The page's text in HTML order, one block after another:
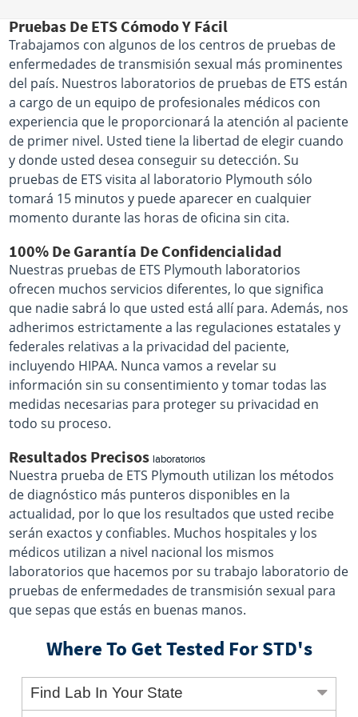
Pruebas De ETS Cómodo Y Fácil
Trabajamos con algunos de los centros de pruebas de
enfermedades de transmisión sexual más prominentes
del país. Nuestros laboratorios de pruebas de ETS están
a cargo de un equipo de profesionales médicos con
experiencia que le proporcionará la atención al paciente
de primer nivel. Usted tiene la libertad de elegir cuando
y donde usted desea conseguir su detección. Su
pruebas de ETS visita al laboratorio Plymouth sólo
tomará 15 minutos y puede aparecer en cualquier
momento durante las horas de oficina sin cita.
100% De Garantía De Confidencialidad
Nuestras pruebas de ETS Plymouth laboratorios
ofrecen muchos servicios diferentes, lo que significa
que nadie sabrá lo que usted está allí para. Además, nos
adherimos estrictamente a las regulaciones estatales y
federales relativas a la privacidad del paciente,
incluyendo HIPAA. Nunca vamos a revelar su
información sin su consentimiento y tomar todas las
medidas necesarias para proteger su privacidad en
todo su proceso.
Resultados Precisos laboratorios
Nuestra prueba de ETS Plymouth utilizan los métodos
de diagnóstico más punteros disponibles en la
actualidad, por lo que los resultados que usted recibe
serán exactos y confiables. Muchos hospitales y los
médicos utilizan a nivel nacional los mismos
laboratorios que hacemos por su trabajo laboratorio de
pruebas de enfermedades de transmisión sexual para
que sepas que estás en buenas manos.
Where To Get Tested For STD's
Find Lab In Your State